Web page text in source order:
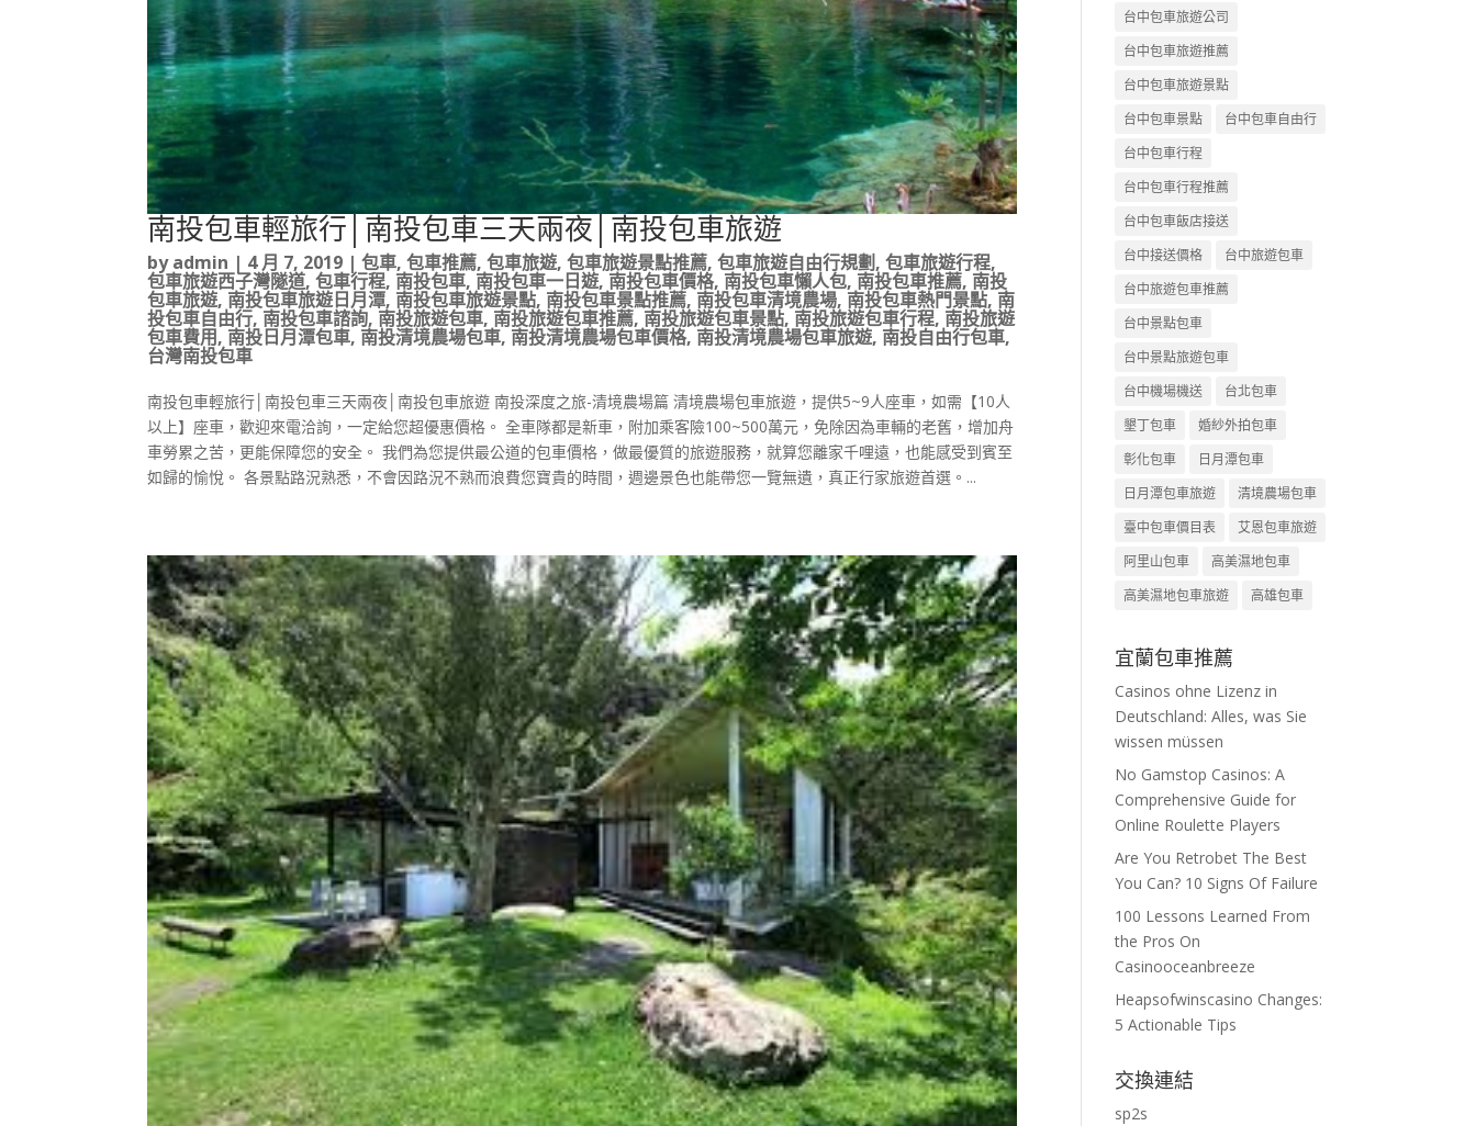
南投包車輕旅行│南投包車三天兩夜│南投包車旅遊
byadmin | 4 月 7, 2019 |包車,包車推薦,包車旅遊,包車旅遊景點推薦,包車旅遊自由行規劃,包車旅遊行程,
包車旅遊西子灣隧道,包車行程, 南投包車, 南投包車一日遊, 南投包車價格, 南投包車懶人包, 南投包車推薦, 南投
包車旅遊, 南投包車旅遊日月潭, 南投包車旅遊景點, 南投包車景點推薦, 南投包車清境農場, 南投包車熱門景點, 南
投包車自由行, 南投包車諮詢, 南投旅遊包車, 南投旅遊包車推薦, 南投旅遊包車景點, 南投旅遊包車行程, 南投旅遊
包車費用, 南投日月潭包車, 南投清境農場包車, 南投清境農場包車價格, 南投清境農場包車旅遊, 南投自由行包車,
台灣南投包車
南投包車輕旅行│南投包車三天兩夜│南投包車旅遊 南投深度之旅-清境農場篇 清境農場包車旅遊，提供5~9人座車，如需【10人
以上】座車，歡迎來電洽詢，一定給您超優惠價格。 全車隊都是新車，附加乘客險100~500萬元，免除因為車輛的老舊，增加舟
車勞累之苦，更能保障您的安全。 我們為您提供最公道的包車價格，做最優質的旅遊服務，就算您離家千哩遠，也能感受到賓至
如歸的愉悅。 各景點路況熟悉，不會因路況不熟而浪費您寶貴的時間，週邊景色也能帶您一覽無遺，真正行家旅遊首選。...
台中包車旅遊公司
台中包車旅遊推薦
台中包車旅遊景點
台中包車景點
台中包車自由行
台中包車行程
台中包車行程推薦
台中包車飯店接送
台中接送價格
台中旅遊包車
台中旅遊包車推薦
台中景點包車
台中景點旅遊包車
台中機場機送
台北包車
墾丁包車
婚紗外拍包車
彰化包車
日月潭包車
日月潭包車旅遊
清境農場包車
臺中包車價目表
艾恩包車旅遊
阿里山包車
高美濕地包車
高美濕地包車旅遊
高雄包車
宜蘭包車推薦
Casinos ohne Lizenz in
Deutschland: Alles, was Sie
wissen müssen
No Gamstop Casinos: A
Comprehensive Guide for
Online Roulette Players
Are You Retrobet The Best
You Can? 10 Signs Of Failure
100 Lessons Learned From
the Pros On
Casinooceanbreeze
Heapsofwinscasino Changes:
5 Actionable Tips
交換連結
sp2s